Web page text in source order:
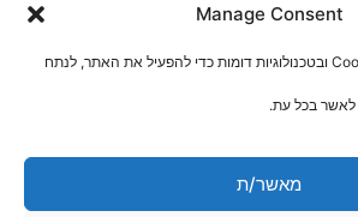
Manage Consent
אנו משתמשים בקובצי Cookie ובטכנולוגיות דומות כדי להפעיל את האתר, לנתח
לאשר בכל עת.
מאשר/ת